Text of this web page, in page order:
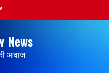
News
आवाज